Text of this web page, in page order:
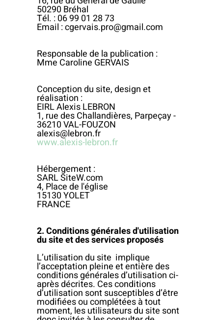
50290 Bréhal
Tél. : 06 99 01 28 73
Email : cgervais.pro@gmail.com
Responsable de la publication :
Mme Caroline GERVAIS
Conception du site, design et
réalisation :
EIRL Alexis LEBRON
1, rue des Challandières, Parpeçay -
36210 VAL-FOUZON
alexis@lebron.fr
www.alexis-lebron.fr
Hébergement :
SARL SiteW.com
4, Place de l'église
15130 YOLET
FRANCE
2. Conditions générales d'utilisation
du site et des services proposés
L’utilisation du site implique
l’acceptation pleine et entière des
conditions générales d’utilisation ci-
après décrites. Ces conditions
d’utilisation sont susceptibles d’être
modifiées ou complétées à tout
moment, les utilisateurs du site sont